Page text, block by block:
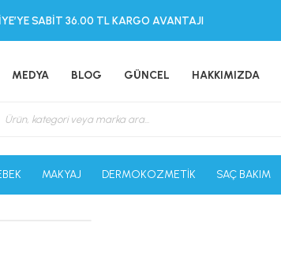
SABİT 36.00 TL KARGO AVANTAJI
MEDYA BLOG GÜNCEL HAKKIMIZDA
MAKYAJ DERMOKOZMETİK SAÇ BAKIM